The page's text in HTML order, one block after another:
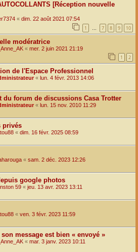
[Réception nouvelle
« dim. 22 août 2021 07:54
1 … 7 8 9 10
modératrice
« mer. 2 juin 2021 21:19
1 2
de l'Espace Professionnel
« lun. 4 févr. 2013 14:06
du forum de discussions Casa Trotter
« lun. 15 nov. 2010 11:29
privés
« dim. 16 févr. 2025 08:59
« sam. 2 déc. 2023 12:26
google photos
59 « jeu. 13 avr. 2023 13:11
« ven. 3 févr. 2023 11:59
message est bien « envoyé »
« mar. 3 janv. 2023 10:11